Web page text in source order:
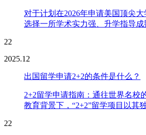
对于计划在2026年申请美国顶尖大
选择一所学术实力强、升学指导
22
2025.12
出国留学申请2+2的条件是什么？
2+2留学申请指南：通往世界名校
教育背景下，“2+2”留学项目以其
22